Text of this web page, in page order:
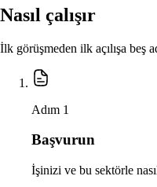
Nasıl çalışır
İlk görüşmeden ilk açılışa beş
Adım 1
Başvurun
İşinizi ve bu sektörle nasıl